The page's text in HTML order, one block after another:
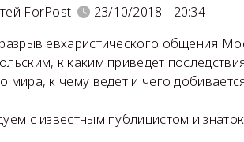
ForPost
23/10/2018 - 20:34
евхаристического общения
к каким приведет
мира, к чему ведет и чего
с известным публицистом и